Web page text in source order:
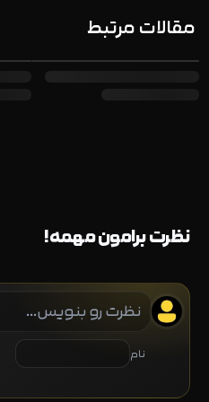
مقالات مرتبط
نظرت برامون مهمه!
نام